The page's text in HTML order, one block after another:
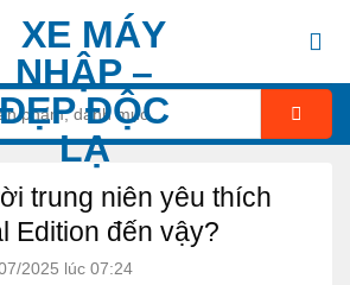
trung niên yêu thích
Edition đến vậy?
2025 lúc 07:24